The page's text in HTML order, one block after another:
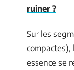
ruiner ?
Sur les
compactes),
essence se